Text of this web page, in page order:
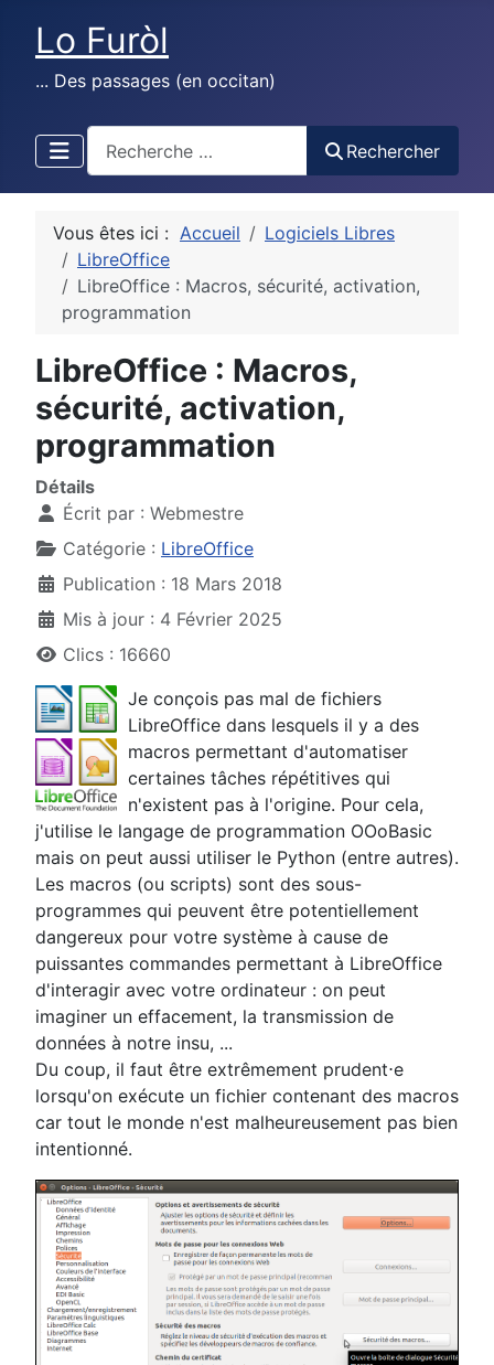
Lo Furòl
... Des passages (en occitan)
Rechercher
Vous êtes ici : Accueil
Logiciels Libres
LibreOffice
LibreOffice : Macros, sécurité, activation,
programmation
LibreOffice : Macros,
sécurité, activation,
programmation
Détails
Écrit par : Webmestre
Catégorie : LibreOffice
Publication : 18 Mars 2018
Mis à jour : 4 Février 2025
Clics : 16660
Je conçois pas mal de fichiers
LibreOffice dans lesquels il y a des
macros permettant d'automatiser
certaines tâches répétitives qui
n'existent pas à l'origine. Pour cela,
j'utilise le langage de programmation OOoBasic
mais on peut aussi utiliser le Python (entre autres).
Les macros (ou scripts) sont des sous-
programmes qui peuvent être potentiellement
dangereux pour votre système à cause de
puissantes commandes permettant à LibreOffice
d'interagir avec votre ordinateur : on peut
imaginer un effacement, la transmission de
données à notre insu, ...
Du coup, il faut être extrêmement prudent⋅e
lorsqu'on exécute un fichier contenant des macros
car tout le monde n'est malheureusement pas bien
intentionné.